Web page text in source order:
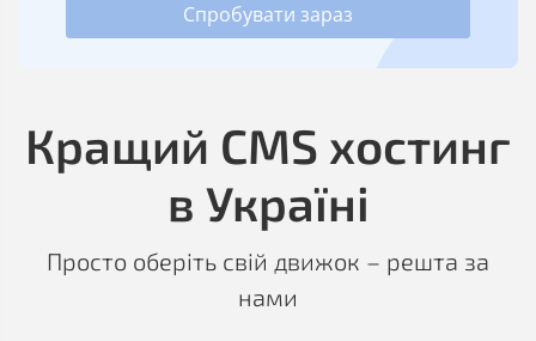
Спробувати зараз
Кращий CMS хостинг
в Україні
Просто оберіть свій движок – решта за
нами